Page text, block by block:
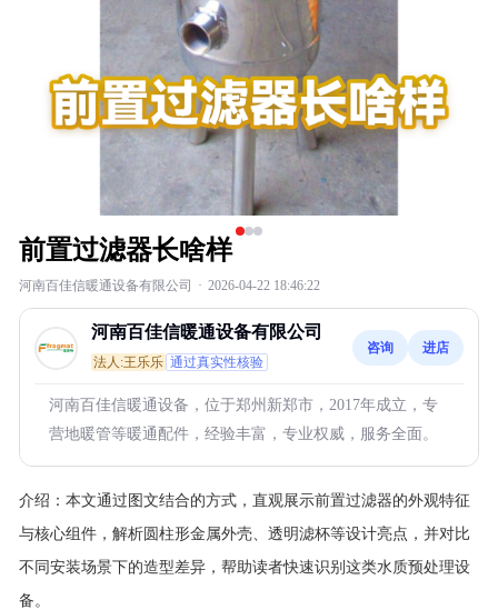
前置过滤器长啥样
河南百佳信暖通设备有限公司 · 2026-04-22 18:46:22
河南百佳信暖通设备有限公司
法人:王乐乐 通过真实性核验
咨询 进店
河南百佳信暖通设备，位于郑州新郑市，2017年成立，专
营地暖管等暖通配件，经验丰富，专业权威，服务全面。
介绍： 本文通过图文结合的方式，直观展示前置过滤器的外观特征
与核心组件，解析圆柱形金属外壳、透明滤杯等设计亮点，并对比
不同安装场景下的造型差异，帮助读者快速识别这类水质预处理设
备。